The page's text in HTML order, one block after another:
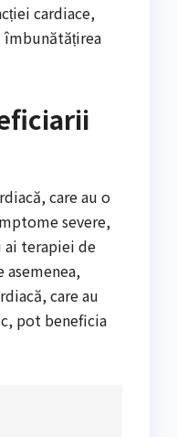
cardiace,
care au o
severe,
terapiei de
asemenea,
care au
pot beneficia